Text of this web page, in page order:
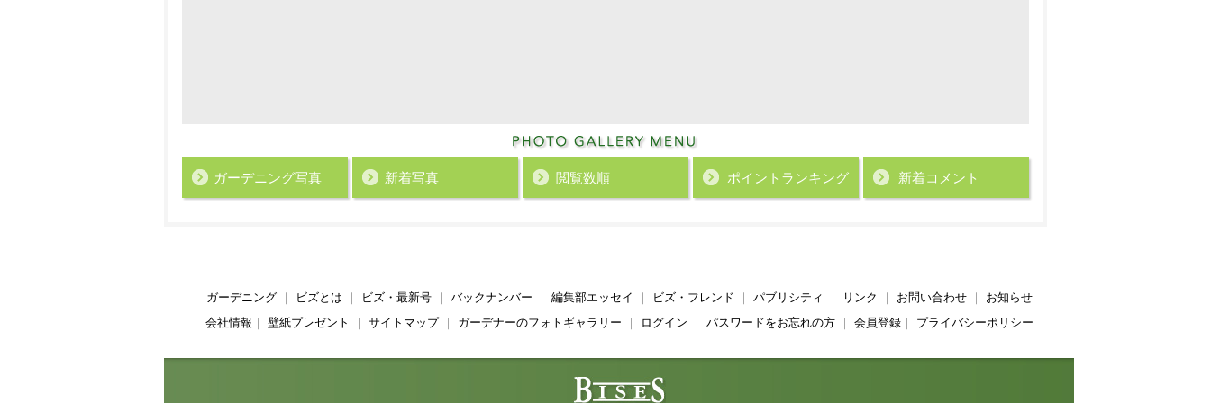
ガーデニング写真 新着写真 閲覧数順 ポイント ランキング 新着コメント
ガーデニング｜ ビズとは ビズ・最新号｜ バックナンバー 編集部エッセイ ビズ・フレンド パブリシティ リンク お問い合わせ｜ お知らせ
会社情報
壁紙プレゼント サイトマップ｜ ガーデナーのフォトギャラリー ログイン パスワードをお忘れの方｜ 会員登録｜ プライバシーポリシー